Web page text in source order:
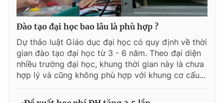
Đào tạo đại học bao lâu là phù hợp ?
Dự thảo luật Giáo dục đại học có quy định về thời
gian đào tạo đại học từ 3 - 6 năm. Theo đại diện
nhiều trường đại học, khung thời gian này là chưa
hợp lý và cũng không phù hợp với khung cơ cấu...